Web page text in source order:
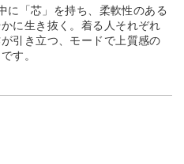
「芯」を持ち、柔軟性のある
に生き抜く。着る人それぞれ
引き立つ、モードで上質感の
す。